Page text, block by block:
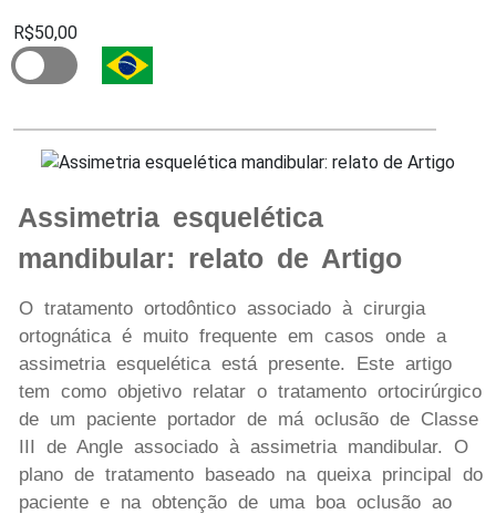
R$50,00
Assimetria esquelética
mandibular: relato de Artigo
O tratamento ortodôntico associado à cirurgia
ortognática é muito frequente em casos onde a
assimetria esquelética está presente. Este artigo
tem como objetivo relatar o tratamento ortocirúrgico
de um paciente portador de má oclusão de Classe
III de Angle associado à assimetria mandibular. O
plano de tratamento baseado na queixa principal do
paciente e na obtenção de uma boa oclusão ao